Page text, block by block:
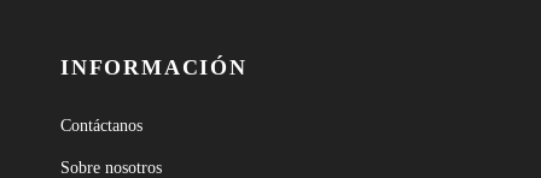
INFORMACIÓN
Contáctanos
Sobre nosotros